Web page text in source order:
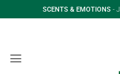
qua
SCENTS & EMOTIONS -